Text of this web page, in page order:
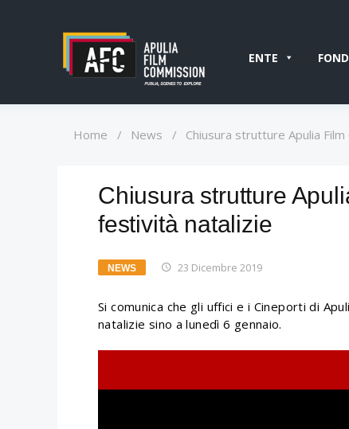
ENTE
Home / News / Chiusura strutture Apulia
Chiusura strutture
festività natalizie
NEWS 23 Dicembre 2019
Si comunica che gli uffici e i Cineporti di
natalizie sino a lunedì 6 gennaio.